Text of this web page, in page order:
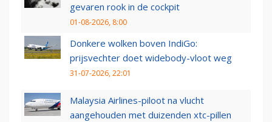
gevaren rook in de cockpit
01-08-2026, 8:00
Donkere wolken boven IndiGo:
prijsvechter doet widebody-vloot weg
31-07-2026, 22:01
Malaysia Airlines-piloot na vlucht
aangehouden met duizenden xtc-pillen